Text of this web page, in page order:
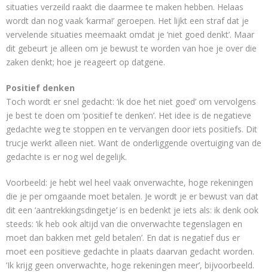
situaties verzeild raakt die daarmee te maken hebben. Helaas
wordt dan nog vaak ‘karma!’ geroepen. Het lijkt een straf dat je
vervelende situaties meemaakt omdat je ‘niet goed denkt’. Maar
dit gebeurt je alleen om je bewust te worden van hoe je over die
zaken denkt; hoe je reageert op datgene.
Positief denken
Toch wordt er snel gedacht: ‘ik doe het niet goed’ om vervolgens
je best te doen om ‘positief te denken’. Het idee is de negatieve
gedachte weg te stoppen en te vervangen door iets positiefs. Dit
trucje werkt alleen niet. Want de onderliggende overtuiging van de
gedachte is er nog wel degelijk.
Voorbeeld: je hebt wel heel vaak onverwachte, hoge rekeningen
die je per omgaande moet betalen. Je wordt je er bewust van dat
dit een ‘aantrekkingsdingetje’ is en bedenkt je iets als: ik denk ook
steeds: ‘ik heb ook altijd van die onverwachte tegenslagen en
moet dan bakken met geld betalen’. En dat is negatief dus er
moet een positieve gedachte in plaats daarvan gedacht worden.
‘Ik krijg geen onverwachte, hoge rekeningen meer’, bijvoorbeeld.